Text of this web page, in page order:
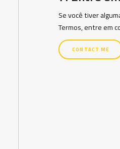
Se você tiver
Termos, entre em
CONTACT ME